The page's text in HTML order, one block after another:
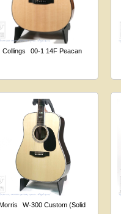
Collings 00-1 14F Peacan
Morris
W-300 Custom (Solid